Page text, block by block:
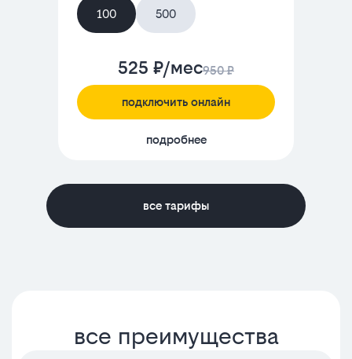
100 500
525 ₽/мес950 ₽
подключить онлайн
подробнее
все тарифы
все преимущества